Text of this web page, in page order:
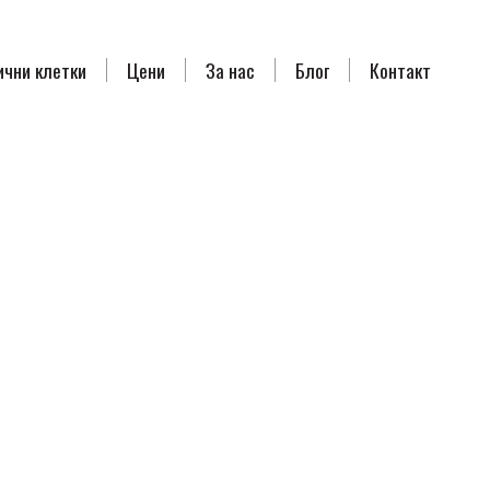
клетки Цени За нас Блог Контакт